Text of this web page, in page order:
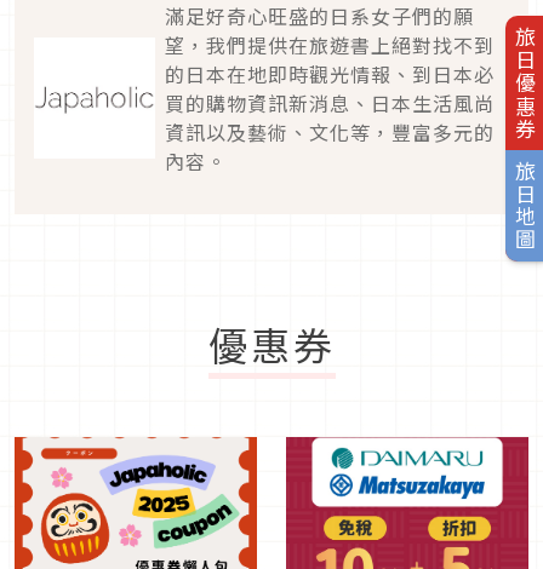
旅日優惠券
旅日地圖
滿足好奇心旺盛的日系女子們的願
望，我們提供在旅遊書上絕對找不到
的日本在地即時觀光情報、到日本必
買的購物資訊新消息、日本生活風尚
資訊以及藝術、文化等，豐富多元的
內容。
優惠券